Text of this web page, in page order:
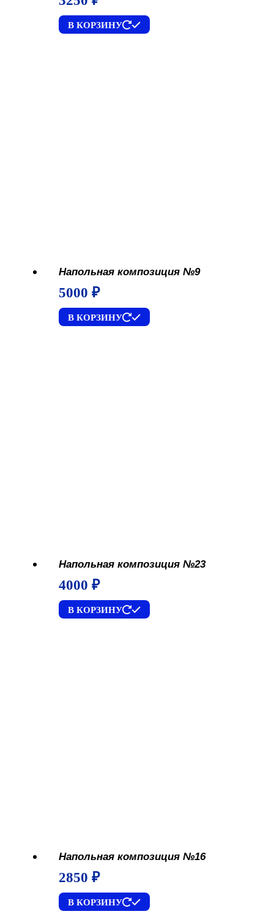
В КОРЗИНУ
Напольная композиция №9
5000 ₽
В КОРЗИНУ
Напольная композиция №23
4000 ₽
В КОРЗИНУ
Напольная композиция №16
2850 ₽
В КОРЗИНУ